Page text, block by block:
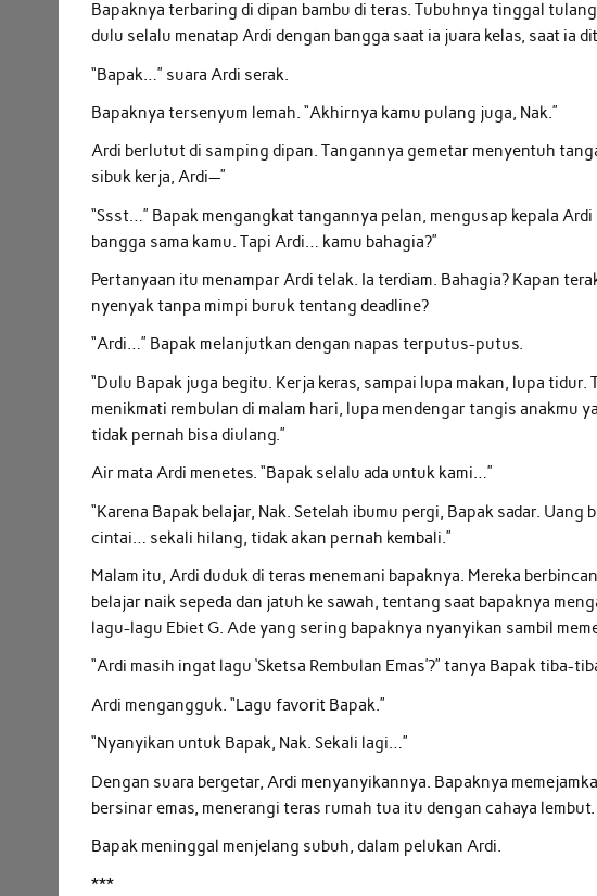
Bapaknya terbaring di dipan bambu di teras. Tubuhnya tinggal
dulu selalu menatap Ardi dengan bangga saat ia juara kelas, saat ia
“Bapak…” suara Ardi serak.
Bapaknya tersenyum lemah. “Akhirnya kamu pulang juga, Nak.”
Ardi berlutut di samping dipan. Tangannya gemetar menyentuh
sibuk kerja, Ardi—”
“Ssst…” Bapak mengangkat tangannya pelan, mengusap kepala
bangga sama kamu. Tapi Ardi… kamu bahagia?”
Pertanyaan itu menampar Ardi telak. Ia terdiam. Bahagia? Kapan
nyenyak tanpa mimpi buruk tentang deadline?
“Ardi…” Bapak melanjutkan dengan napas terputus-putus.
“Dulu Bapak juga begitu. Kerja keras, sampai lupa makan, lupa
menikmati rembulan di malam hari, lupa mendengar tangis
tidak pernah bisa diulang.”
Air mata Ardi menetes. “Bapak selalu ada untuk kami…”
“Karena Bapak belajar, Nak. Setelah ibumu pergi, Bapak sadar.
cintai… sekali hilang, tidak akan pernah kembali.”
Malam itu, Ardi duduk di teras menemani bapaknya. Mereka
belajar naik sepeda dan jatuh ke sawah, tentang saat bapaknya
lagu-lagu Ebiet G. Ade yang sering bapaknya nyanyikan sambil
“Ardi masih ingat lagu ‘Sketsa Rembulan Emas’?” tanya Bapak tiba-
Ardi mengangguk. “Lagu favorit Bapak.”
“Nyanyikan untuk Bapak, Nak. Sekali lagi…”
Dengan suara bergetar, Ardi menyanyikannya. Bapaknya
bersinar emas, menerangi teras rumah tua itu dengan cahaya lembut.
Bapak meninggal menjelang subuh, dalam pelukan Ardi.
***